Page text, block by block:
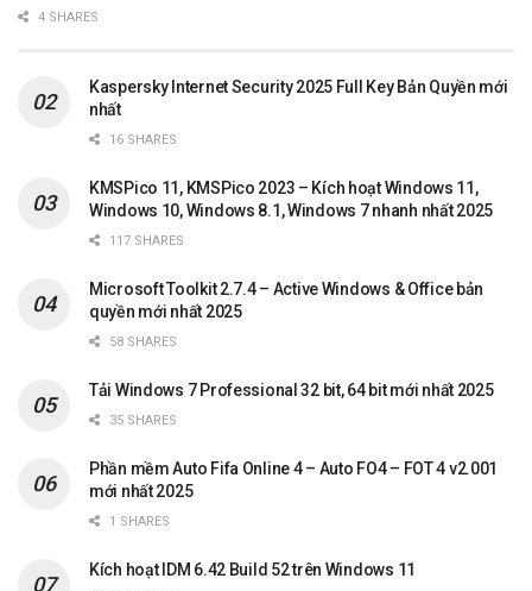
4 SHARES
Kaspersky Internet Security 2025 Full Key Bản Quyền mới
nhất
16 SHARES
KMSPico 11, KMSPico 2023 – Kích hoạt Windows 11,
Windows 10, Windows 8.1, Windows 7 nhanh nhất 2025
117 SHARES
Microsoft Toolkit 2.7.4 – Active Windows & Office bản
quyền mới nhất 2025
58 SHARES
Tải Windows 7 Professional 32 bit, 64 bit mới nhất 2025
35 SHARES
Phần mềm Auto Fifa Online 4 – Auto FO4 – FOT 4 v2.001
mới nhất 2025
1 SHARES
Kích hoạt IDM 6.42 Build 52 trên Windows 11